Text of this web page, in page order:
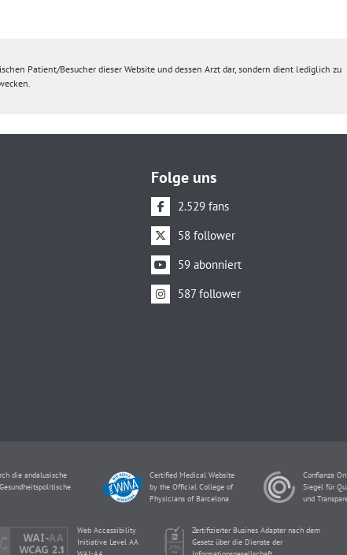
Patient/Besucher dieser Website und dessen Arzt dar, sondern dient lediglich zu
Folge uns
2.529 fans
58 follower
59 abonniert
587 follower
die andalusische
Certified Medical Website
by the Official College of
Physicians of Barcelona
Confianza
Siegel für
und
Web Accessibility
Initiative Level AA
Zertifizierter Busines Adapter nach dem
Gesetz über die Dienste der